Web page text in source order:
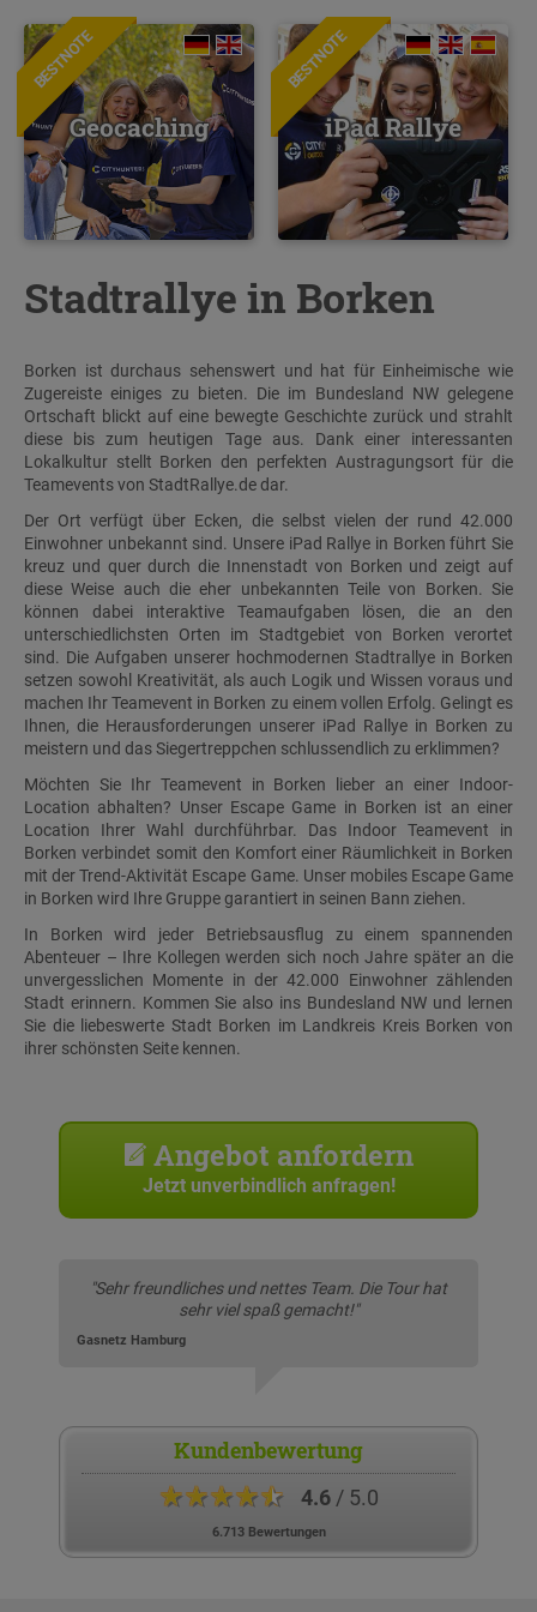
BESTNOTE
Geocaching
BESTNOTE
iPad Rallye
Stadtrallye in Borken
Borken ist durchaus sehenswert und hat für Einheimische wie
Zugereiste einiges zu bieten. Die im Bundesland NW gelegene
Ortschaft blickt auf eine bewegte Geschichte zurück und strahlt
diese bis zum heutigen Tage aus. Dank einer interessanten
Lokalkultur stellt Borken den perfekten Austragungsort für die
Teamevents von StadtRallye.de dar.
Der Ort verfügt über Ecken, die selbst vielen der rund 42.000
Einwohner unbekannt sind. Unsere iPad Rallye in Borken führt Sie
kreuz und quer durch die Innenstadt von Borken und zeigt auf
diese Weise auch die eher unbekannten Teile von Borken. Sie
können dabei interaktive Teamaufgaben lösen, die an den
unterschiedlichsten Orten im Stadtgebiet von Borken verortet
sind. Die Aufgaben unserer hochmodernen Stadtrallye in Borken
setzen sowohl Kreativität, als auch Logik und Wissen voraus und
machen Ihr Teamevent in Borken zu einem vollen Erfolg. Gelingt es
Ihnen, die Herausforderungen unserer iPad Rallye in Borken zu
meistern und das Siegertreppchen schlussendlich zu erklimmen?
Möchten Sie Ihr Teamevent in Borken lieber an einer Indoor-
Location abhalten? Unser Escape Game in Borken ist an einer
Location Ihrer Wahl durchführbar. Das Indoor Teamevent in
Borken verbindet somit den Komfort einer Räumlichkeit in Borken
mit der Trend-Aktivität Escape Game. Unser mobiles Escape Game
in Borken wird Ihre Gruppe garantiert in seinen Bann ziehen.
In Borken wird jeder Betriebsausflug zu einem spannenden
Abenteuer – Ihre Kollegen werden sich noch Jahre später an die
unvergesslichen Momente in der 42.000 Einwohner zählenden
Stadt erinnern. Kommen Sie also ins Bundesland NW und lernen
Sie die liebeswerte Stadt Borken im Landkreis Kreis Borken von
ihrer schönsten Seite kennen.
Angebot anfordern
Jetzt unverbindlich anfragen!
"Sehr freundliches und nettes Team. Die Tour hat
sehr viel spaß gemacht!"
Gasnetz Hamburg
Kundenbewertung
★★★★★ 4.6/ 5.0
6.713 Bewertungen